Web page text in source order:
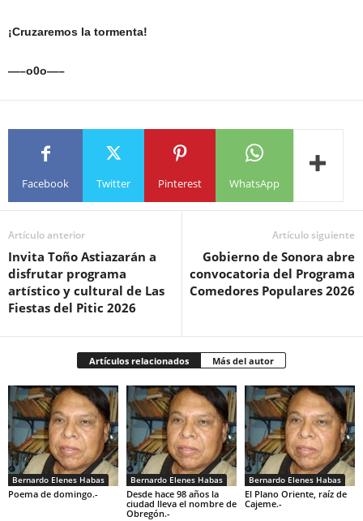
¡Cruzaremos la tormenta!
—–o0o—–
Facebook Twitter Pinterest WhatsApp
Artículo anterior
Invita Toño Astiazarán a
disfrutar programa
artístico y cultural de Las
Fiestas del Pitic 2026
Artículo siguiente
Gobierno de Sonora abre
convocatoria del Programa
Comedores Populares 2026
Artículos relacionados Más del autor
Bernardo Elenes Habas
Poema de domingo.-
Bernardo Elenes Habas
Desde hace 98 años la
ciudad lleva el nombre de
Obregón.-
Bernardo Elenes Habas
El Plano Oriente, raíz de
Cajeme.-